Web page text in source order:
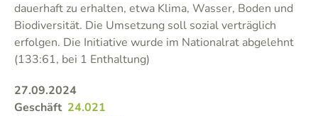
dauerhaft zu erhalten, etwa Klima, Wasser, Boden und
Biodiversität. Die Umsetzung soll sozial verträglich
erfolgen. Die Initiative wurde im Nationalrat abgelehnt
(133:61, bei 1 Enthaltung)
27.09.2024
Geschäft 24.021